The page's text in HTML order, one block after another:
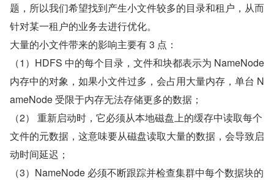
题，所以我们希望找到产生小文件较多的目录和租户，从而
针对某一租户的业务去进行优化。
大量的小文件带来的影响主要有 3 点：
（1）HDFS 中的每个目录，文件和块都表示为 NameNode
内存中的对象，如果小文件过多，会占用大量内存，单台 N
ameNode 受限于内存无法存储更多的数据；
（2） 重新启动时，它必须从本地磁盘上的缓存中读取每个
文件的元数据，这意味要从磁盘读取大量的数据，会导致启
动时间延迟；
（3）NameNode 必须不断跟踪并检查集群中每个数据块的